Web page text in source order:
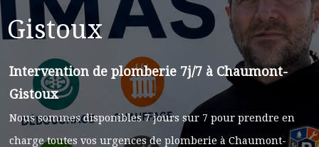
Gistoux
Intervention de plomberie 7j/7 à Chaumont-
Gistoux
Nous sommes disponibles 7 jours sur 7 pour prendre en
charge toutes vos urgences de plomberie à Chaumont-